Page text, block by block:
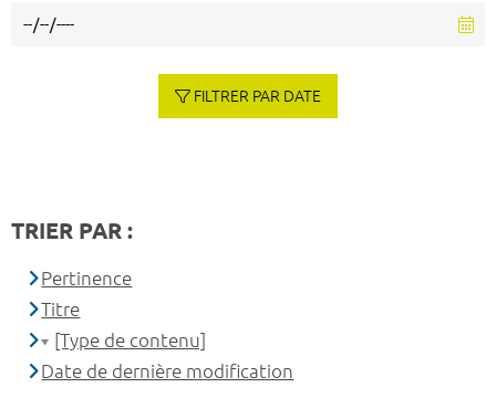
FILTRER PAR DATE
TRIER PAR :
Pertinence
Titre
[Type de contenu]
Date de dernière modification